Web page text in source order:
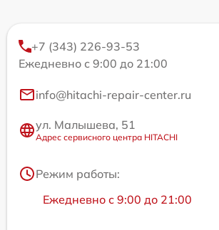
+7 (343) 226-93-53
Ежедневно с 9:00 до 21:00
info@hitachi-repair-center.ru
ул. Малышева, 51
Адрес сервисного центра HITACHI
Режим работы:
Ежедневно с 9:00 до 21:00